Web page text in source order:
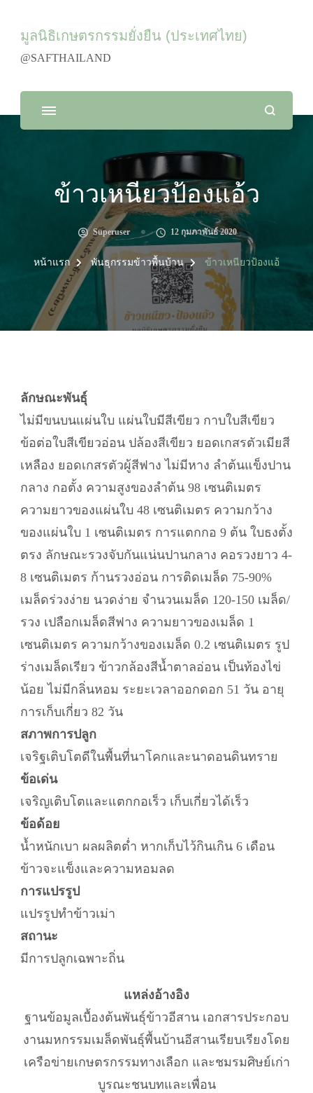
มูลนิธิเกษตรกรรมยั่งยืน (ประเทศไทย)
@SAFTHAILAND
ข้าวเหนียวป้องแอ้ว
Superuser 12 กุมภาพันธ์ 2020
หน้าแรก พันธุกรรมข้าวพื้นบ้าน
ข้าวเหนียวป้องแอ้
ว
ลักษณะพันธุ์
ไม่มีขนบนแผ่นใบ แผ่นใบมีสีเขียว กาบใบสีเขียว
ข้อต่อใบสีเขียวอ่อน ปล้องสีเขียว ยอดเกสรตัวเมียสี
เหลือง ยอดเกสรตัวผู้สีฟาง ไม่มีหาง ลำต้นแข็งปาน
กลาง กอตั้ง ความสูงของลำต้น 98 เซนติเมตร
ความยาวของแผ่นใบ 48 เซนติเมตร ความกว้าง
ของแผ่นใบ 1 เซนติเมตร การแตกกอ 9 ต้น ใบธงตั้ง
ตรง ลักษณะรวงจับกันแน่นปานกลาง คอรวงยาว 4-
8 เซนติเมตร ก้านรวงอ่อน การติดเมล็ด 75-90%
เมล็ดร่วงง่าย นวดง่าย จำนวนเมล็ด 120-150 เมล็ด/
รวง เปลือกเมล็ดสีฟาง ความยาวของเมล็ด 1
เซนติเมตร ความกว้างของเมล็ด 0.2 เซนติเมตร รูป
ร่างเมล็ดเรียว ข้าวกล้องสีน้ำตาลอ่อน เป็นท้องไข่
น้อย ไม่มีกลิ่นหอม ระยะเวลาออกดอก 51 วัน อายุ
การเก็บเกี่ยว 82 วัน
สภาพการปลูก
เจริฐเติบโตดีในพื้นที่นาโคกและนาดอนดินทราย
ข้อเด่น
เจริญเติบโตและแตกกอเร็ว เก็บเกี่ยวได้เร็ว
ข้อด้อย
น้ำหนักเบา ผลผลิตต่ำ หากเก็บไว้กินเกิน 6 เดือน
ข้าวจะแข็งและความหอมลด
การแปรรูป
แปรรูปทำข้าวเม่า
สถานะ
มีการปลูกเฉพาะถิ่น
แหล่งอ้างอิง
ฐานข้อมูลเบื้องต้นพันธุ์ข้าวอีสาน เอกสารประกอบ
งานมหกรรมเมล็ดพันธุ์พื้นบ้านอีสานเรียบเรียงโดย
เครือข่ายเกษตรกรรมทางเลือก และชมรมศิษย์เก่า
บูรณะชนบทและเพื่อน